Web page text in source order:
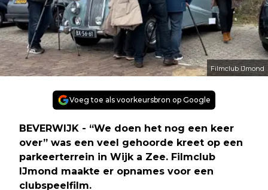
Filmclub IJmond
Voeg toe als voorkeursbron op Google
BEVERWIJK - “We doen het nog een keer
over” was een veel gehoorde kreet op een
parkeerterrein in Wijk a Zee. Filmclub
IJmond maakte er opnames voor een
clubspeelfilm.